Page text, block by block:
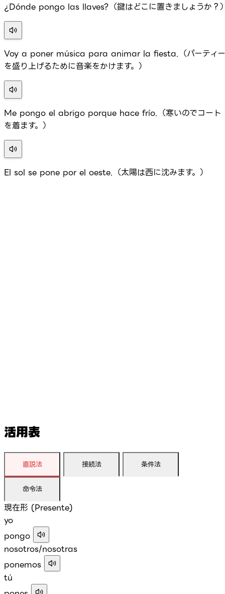
¿Dónde pongo las llaves?（鍵はどこに置きましょうか？
Voy a poner música para animar la fiesta.（パーティー
を盛り上げるために音楽をかけます。）
Me pongo el abrigo porque hace frío.（寒いのでコート
を着ます。）
El sol se pone por el oeste.（太陽は西に沈みます。）
活用表
直説法 接続法 条件法
命令法
現在形 (Presente)
yo
pongo
nosotros/nosotras
ponemos
tú